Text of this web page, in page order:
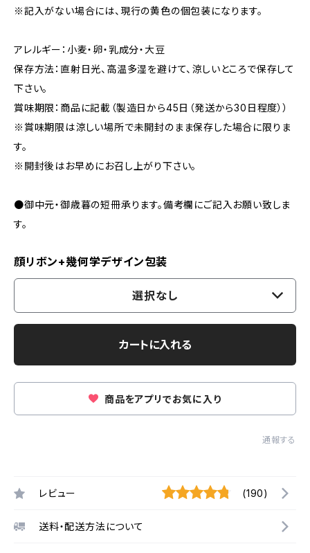
※記入がない場合には、現行の黄色の個包装になります。
アレルギー：小麦・卵・乳成分・大豆
保存方法：直射日光、高温多湿を避けて、涼しいところで保存して
下さい。
賞味期限：商品に記載（製造日から45日（発送から30日程度））
※賞味期限は涼しい場所で未開封のまま保存した場合に限りま
す。
※開封後はお早めにお召し上がり下さい。
●御中元・御歳暮の短冊承ります。備考欄にご記入お願い致しま
す。
顔リボン+幾何学デザイン包装
選択なし
カートに入れる
商品をアプリでお気に入り
通報する
レビュー (190)
送料・配送方法について